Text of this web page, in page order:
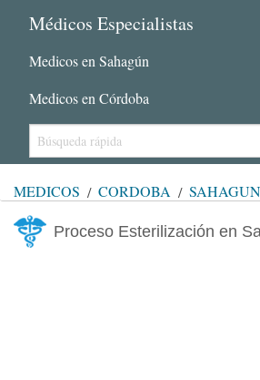
Médicos Especialistas
Medicos en Sahagún
Medicos en Córdoba
MÉDICOS CÓRDOBA SAHAGÚN
Proceso Esterilización en